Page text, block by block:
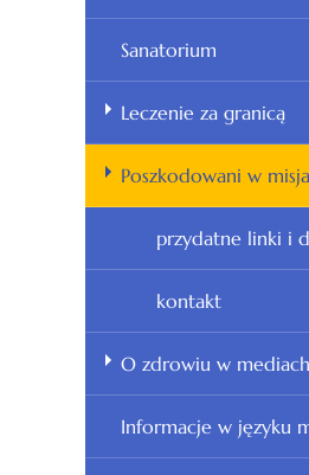
Sanatorium
Leczenie za granicą
Poszkodowani w
przydatne linki i
kontakt
O zdrowiu w mediach
Informacje w języku